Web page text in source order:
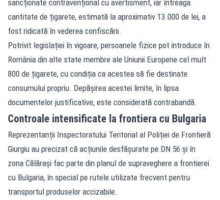
sancționate contravențional cu avertisment, iar întreaga
cantitate de țigarete, estimată la aproximativ 13.000 de lei, a
fost ridicată în vederea confiscării.
Potrivit legislației în vigoare, persoanele fizice pot introduce în
România din alte state membre ale Uniunii Europene cel mult
800 de țigarete, cu condiția ca acestea să fie destinate
consumului propriu. Depășirea acestei limite, în lipsa
documentelor justificative, este considerată contrabandă.
Controale intensificate la frontiera cu Bulgaria
Reprezentanții Inspectoratului Teritorial al Poliției de Frontieră
Giurgiu au precizat că acțiunile desfășurate pe DN 56 și în
zona Călărași fac parte din planul de supraveghere a frontierei
cu Bulgaria, în special pe rutele utilizate frecvent pentru
transportul produselor accizabile.